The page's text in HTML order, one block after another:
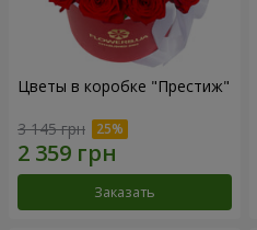
Цветы в коробке "Престиж"
3 145 грн
Заказать